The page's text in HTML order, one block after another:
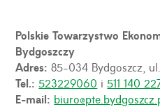
Polskie Towarzystwo
Bydgoszczy
Adres:85-034 Bydgoszcz,
Tel.:523229060 i511 140
E-mail: